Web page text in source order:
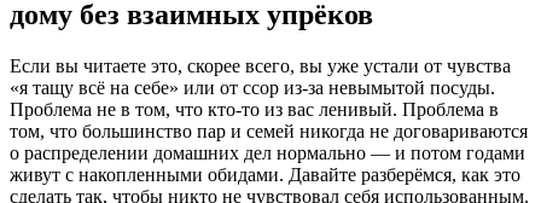
дому без взаимных упрёков
Если вы читаете это, скорее всего, вы уже устали от чувства
«я тащу всё на себе» или от ссор из-за невымытой посуды.
Проблема не в том, что кто-то из вас ленивый. Проблема в
том, что большинство пар и семей никогда не договариваются
о распределении домашних дел нормально — и потом годами
живут с накопленными обидами. Давайте разберёмся, как это
сделать так, чтобы никто не чувствовал себя использованным.